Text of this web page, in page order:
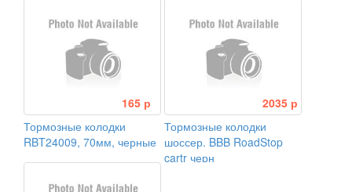
165 р
Тормозные колодки
RBT24009, 70мм, черные
2035 р
Тормозные колодки
шоссер. BBB RoadStop
cartr черн